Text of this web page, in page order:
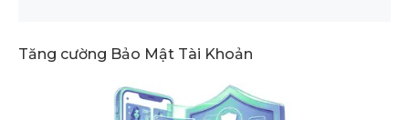
Tăng cường Bảo Mật Tài Khoản